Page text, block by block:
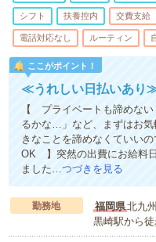
シフト 扶養控内 交費支給
電話対応なし ルーティン
ここがポイント！
≪うれしい日払いあり
【 プライベートも諦めな
るかな…」など、まずはお
きなことを諦めなくていい
OK 】突然の出費にお給料
ました…つづきを見る
勤務地 福岡県北九
黒崎駅から徒